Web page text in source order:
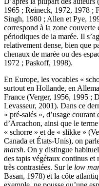
1965 ; Reineck, 1972, 1978 ;
Singh, 1980 ; Allen et Pye,
correspond à la zone
périodiques de la marée. Il
relativement dense, bien que
chenaux de marée ou des
1972 ; Paskoff, 1998).
En Europe, les vocables «
surtout en Hollande, en
France (Verger, 1956, 1995 ;
Levasseur, 2001). Dans ce
« pré-salés », d’usage
d’Arcachon, ainsi que le
« schorre » et de « slikke »
Canada et États-Unis), on
marsh. On y distingue
des tapis végétaux continus et
très contrastées. Sur le low
Basan, 1978) et la côte